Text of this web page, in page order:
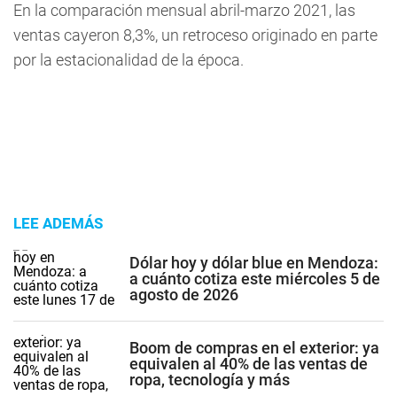
En la comparación mensual abril-marzo 2021, las
ventas cayeron 8,3%, un retroceso originado en parte
por la estacionalidad de la época.
LEE ADEMÁS
Dólar hoy y dólar blue en Mendoza:
a cuánto cotiza este miércoles 5 de
agosto de 2026
Boom de compras en el exterior: ya
equivalen al 40% de las ventas de
ropa, tecnología y más